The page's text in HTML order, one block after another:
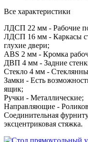
Все характеристики
ЛДСП 22 мм - Рабочие
ЛДСП 16 мм - Каркасы
глухие двери;
ABS 2 мм - Кромка
ДВП 4 мм - Задние
Стекло 4 мм -
Замки - Есть
ящик;
Ручки - Металлические;
Направляющие -
Соединительная
эксцентриковая стяжка.